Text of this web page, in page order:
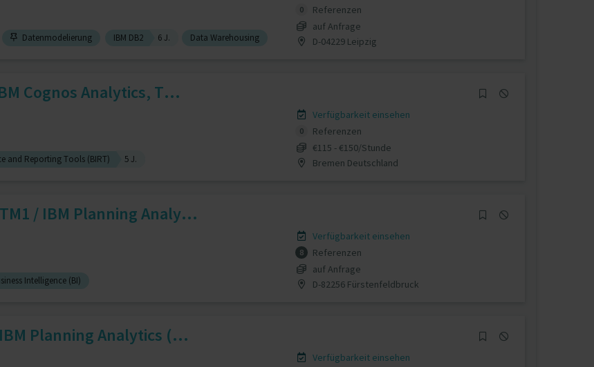
Datenmodelierung IBM DB2 6 J. Data Warehousing
0
Referenzen
auf Anfrage
D-04229 Leipzig
Cognos Analytics, T...
and Reporting Tools (BIRT) 5 J.
Verfügbarkeit einsehen
0
Referenzen
€115 - €150/Stunde
Bremen Deutschland
/ IBM Planning Analy...
Intelligence (BI)
Verfügbarkeit einsehen
8
Referenzen
auf Anfrage
D-82256 Fürstenfeldbruck
Planning Analytics (...
Verfügbarkeit einsehen